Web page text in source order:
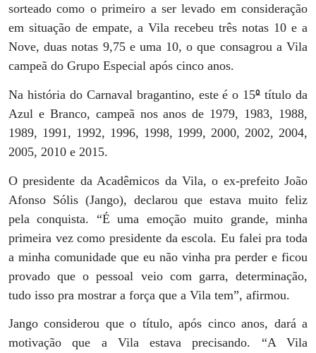
sorteado como o primeiro a ser levado em consideração
em situação de empate, a Vila recebeu três notas 10 e a
Nove, duas notas 9,75 e uma 10, o que consagrou a Vila
campeã do Grupo Especial após cinco anos.
Na história do Carnaval bragantino, este é o 15ºtítulo da
Azul e Branco, campeã nos anos de 1979, 1983, 1988,
1989, 1991, 1992, 1996, 1998, 1999, 2000, 2002, 2004,
2005, 2010 e 2015.
O presidente da Acadêmicos da Vila, o ex-prefeito João
Afonso Sólis (Jango), declarou que estava muito feliz
pela conquista. “É uma emoção muito grande, minha
primeira vez como presidente da escola. Eu falei pra toda
a minha comunidade que eu não vinha pra perder e ficou
provado que o pessoal veio com garra, determinação,
tudo isso pra mostrar a força que a Vila tem”, afirmou.
Jango considerou que o título, após cinco anos, dará a
motivação que a Vila estava precisando. “A Vila